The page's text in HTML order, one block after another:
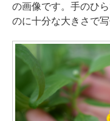
の画像です。手のひ
のに十分な大きさで写